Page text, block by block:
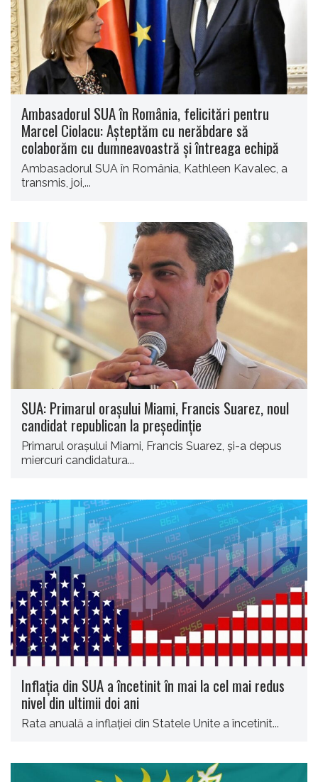
Ambasadorul SUA în România, felicitări pentru
Marcel Ciolacu: Aşteptăm cu nerăbdare să
colaborăm cu dumneavoastră şi întreaga echipă
Ambasadorul SUA în România, Kathleen Kavalec, a
transmis, joi,...
SUA: Primarul oraşului Miami, Francis Suarez, noul
candidat republican la preşedinţie
Primarul oraşului Miami, Francis Suarez, şi-a depus
miercuri candidatura...
Inflaţia din SUA a încetinit în mai la cel mai redus
nivel din ultimii doi ani
Rata anuală a inflaţiei din Statele Unite a încetinit...